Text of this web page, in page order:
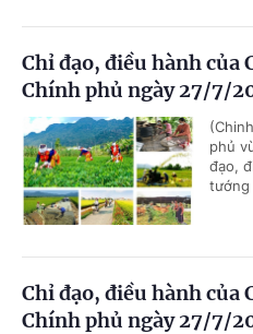
Chỉ đạo, điều hành
Chính phủ ngày 27/7/
phủ
đạo,
tướng
Chỉ đạo, điều hành
Chính phủ ngày 27/7/